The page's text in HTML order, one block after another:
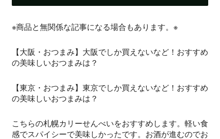
※商品と無関係な記事になる場合もあります。※
【大阪・おつまみ】大阪でしか買えないなど！おすすめ
の美味しいおつまみは？
【東京・おつまみ】東京でしか買えないなど！おすすめ
の美味しいおつまみは？
こちらの札幌カリーせんべいをおすすめします。軽い食
感でスパイシーで美味しかったです。お酒が進むのでお